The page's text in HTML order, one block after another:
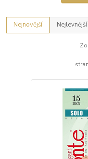
Nejnovější Nejlevnější